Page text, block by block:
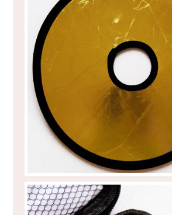
AQUELES ACESSÓRIOS DE